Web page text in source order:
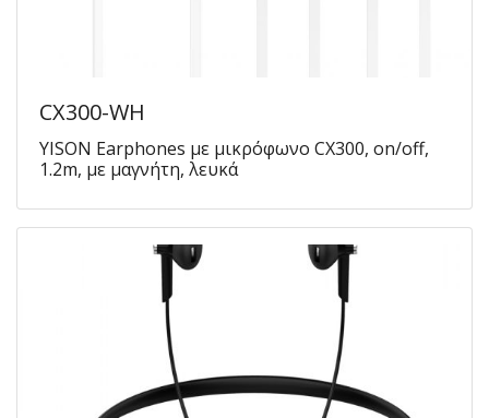
CX300-WH
YISON Earphones με μικρόφωνο CX300, on/off,
1.2m, με μαγνήτη, λευκά